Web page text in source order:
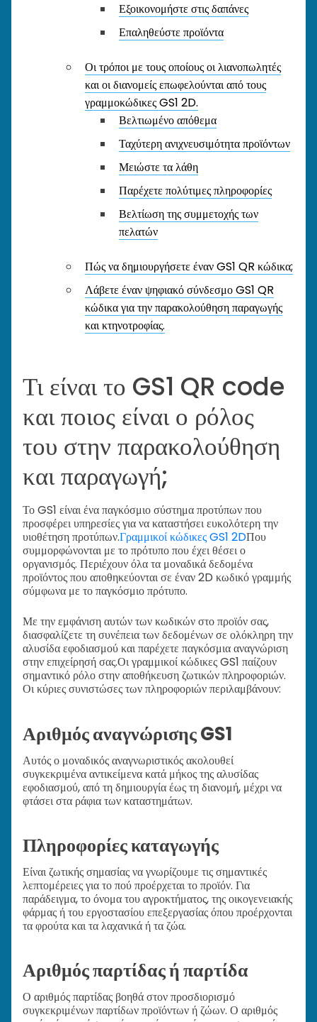
Εξοικονομήστε στις δαπάνες
Επαληθεύστε προϊόντα
Οι τρόποι με τους οποίους οι λιανοπωλητές
και οι διανομείς επωφελούνται από τους
γραμμοκώδικες GS1 2D.
Βελτιωμένο απόθεμα
Ταχύτερη ανιχνευσιμότητα προϊόντων
Μειώστε τα λάθη
Παρέχετε πολύτιμες πληροφορίες
Βελτίωση της συμμετοχής των
πελατών
Πώς να δημιουργήσετε έναν GS1 QR κώδικα;
Λάβετε έναν ψηφιακό σύνδεσμο GS1 QR
κώδικα για την παρακολούθηση παραγωγής
και κτηνοτροφίας.
Τι είναι το GS1 QR code
και ποιος είναι ο ρόλος
του στην παρακολούθηση
και παραγωγή;
Το GS1 είναι ένα παγκόσμιο σύστημα προτύπων που
προσφέρει υπηρεσίες για να καταστήσει ευκολότερη την
υιοθέτηση προτύπων.Γραμμικοί κώδικες GS1 2DΠου
συμμορφώνονται με το πρότυπο που έχει θέσει ο
οργανισμός. Περιέχουν όλα τα μοναδικά δεδομένα
προϊόντος που αποθηκεύονται σε έναν 2D κωδικό γραμμής
σύμφωνα με το παγκόσμιο πρότυπο.
Με την εμφάνιση αυτών των κωδικών στο προϊόν σας,
διασφαλίζετε τη συνέπεια των δεδομένων σε ολόκληρη την
αλυσίδα εφοδιασμού και παρέχετε παγκόσμια αναγνώριση
στην επιχείρησή σας.Οι γραμμικοί κώδικες GS1 παίζουν
σημαντικό ρόλο στην αποθήκευση ζωτικών πληροφοριών.
Οι κύριες συνιστώσες των πληροφοριών περιλαμβάνουν:
Αριθμός αναγνώρισης GS1
Αυτός ο μοναδικός αναγνωριστικός ακολουθεί
συγκεκριμένα αντικείμενα κατά μήκος της αλυσίδας
εφοδιασμού, από τη δημιουργία έως τη διανομή, μέχρι να
φτάσει στα ράφια των καταστημάτων.
Πληροφορίες καταγωγής
Είναι ζωτικής σημασίας να γνωρίζουμε τις σημαντικές
λεπτομέρειες για το πού προέρχεται το προϊόν. Για
παράδειγμα, το όνομα του αγροκτήματος, της οικογενειακής
φάρμας ή του εργοστασίου επεξεργασίας όπου προέρχονται
τα φρούτα και τα λαχανικά ή τα ζώα.
Αριθμός παρτίδας ή παρτίδα
Ο αριθμός παρτίδας βοηθά στον προσδιορισμό
συγκεκριμένων παρτίδων προϊόντων ή ζώων. Ο αριθμός